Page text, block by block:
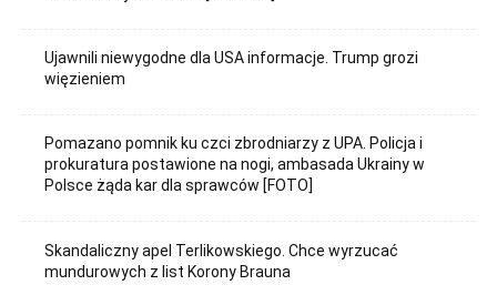
Ujawnili niewygodne dla USA informacje. Trump grozi
więzieniem
Pomazano pomnik ku czci zbrodniarzy z UPA. Policja i
prokuratura postawione na nogi, ambasada Ukrainy w
Polsce żąda kar dla sprawców [FOTO]
Skandaliczny apel Terlikowskiego. Chce wyrzucać
mundurowych z list Korony Brauna